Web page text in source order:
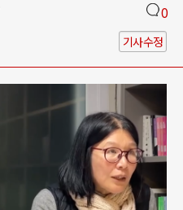
0
기사수정